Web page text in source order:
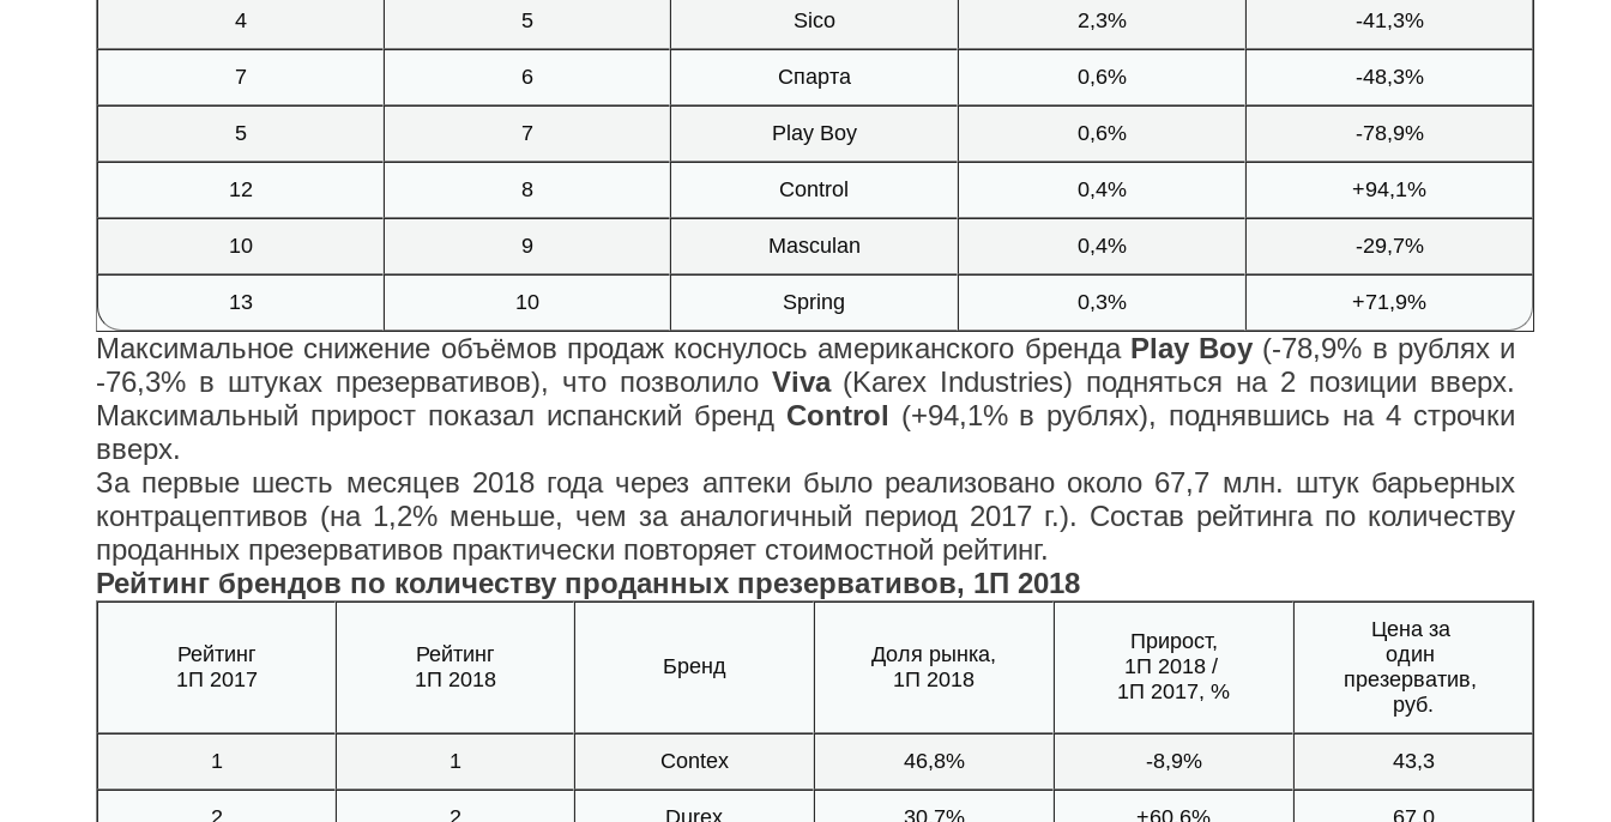
4 5 Sico 2,3% -41,3%
7 6 Спарта 0,6% -48,3%
5 7 Play Boy 0,6% -78,9%
12 8 Control 0,4% +94,1%
10 9 Masculan 0,4% -29,7%
13 10 Spring 0,3% +71,9%
Максимальное снижение объёмов продаж коснулось американского бренда Play Boy (-78,9% в рублях и
-76,3% в штуках презервативов), что позволило Viva(Karex Industries) подняться на 2 позиции вверх.
Максимальный прирост показал испанский бренд Control (+94,1% в рублях), поднявшись на 4 строчки
вверх.
За первые шесть месяцев 2018 года через аптеки было реализовано около 67,7 млн. штук барьерных
контрацептивов (на 1,2% меньше, чем за аналогичный период 2017 г.). Состав рейтинга по количеству
проданных презервативов практически повторяет стоимостной рейтинг.
Рейтинг брендов по количеству проданных презервативов, 1П 2018
Рейтинг
1П 2017
Рейтинг
1П 2018
Бренд
Доля рынка,
1П 2018
Прирост,
1П 2018 /
1П 2017, %
Цена за
один
презерватив,
руб.
1 1 Contex 46,8% -8,9% 43,3
2 2 Durex 30,7% +60,6% 67,0